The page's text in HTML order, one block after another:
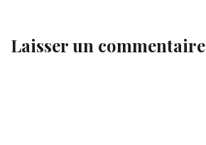
Laisser un commentaire